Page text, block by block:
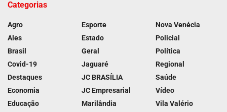
Categorias
Agro
Ales
Brasil
Covid-19
Destaques
Economia
Educação
Esporte
Estado
Geral
Jaguaré
JC BRASÍLIA
JC Empresarial
Marilândia
Nova Venécia
Policial
Política
Regional
Saúde
Vídeo
Vila Valério